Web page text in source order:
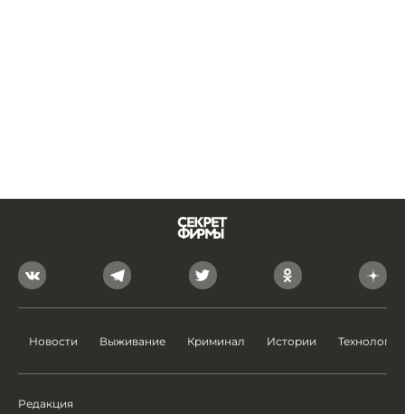
Новости Выживание Криминал Истории Технологии
Редакция